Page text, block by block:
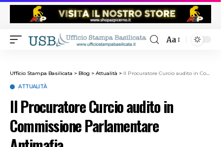
Aa
Ufficio Stampa Basilicata > Blog > Attualità > Il Procuratore Curcio audito in Commissione Parlamentare Antimafia
ATTUALITÀ
Il Procuratore Curcio audito in
Commissione Parlamentare